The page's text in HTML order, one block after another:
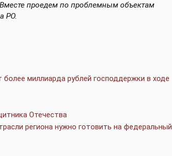
проедем по проблемным объектам
РО.
миллиарда рублей господдержки в ходе
Отечества
региона нужно готовить на федеральный